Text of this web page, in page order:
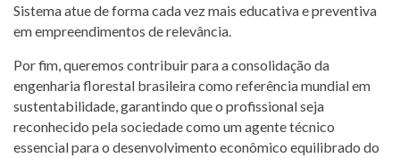
Sistema atue de forma cada vez mais educativa e preventiva
em empreendimentos de relevância.
Por fim, queremos contribuir para a consolidação da
engenharia florestal brasileira como referência mundial em
sustentabilidade, garantindo que o profissional seja
reconhecido pela sociedade como um agente técnico
essencial para o desenvolvimento econômico equilibrado do